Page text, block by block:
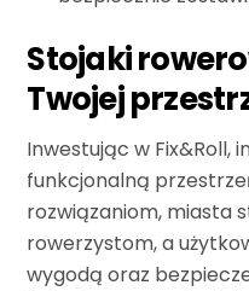
Stojaki
Twojej
Inwestując w Fix&Roll,
funkcjonalną
rozwiązaniom, miasta
rowerzystom, a
wygodą oraz